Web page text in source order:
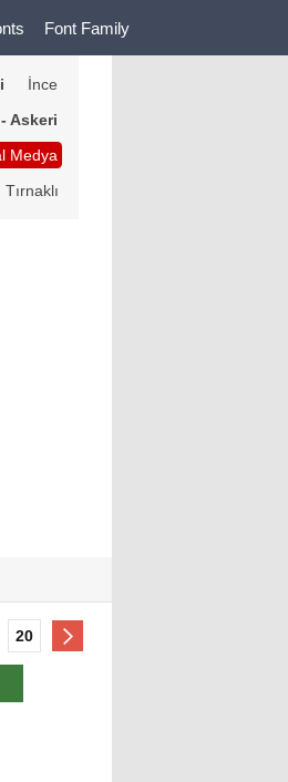
Font Family
İnce
Askeri
Medya
Tırnaklı
20